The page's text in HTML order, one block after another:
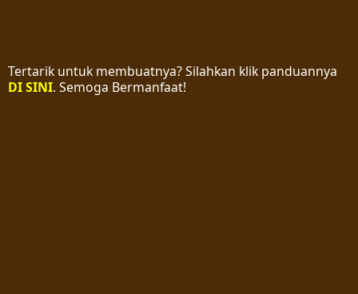
Tertarik untuk membuatnya? Silahkan klik panduannya
DI SINI. Semoga Bermanfaat!